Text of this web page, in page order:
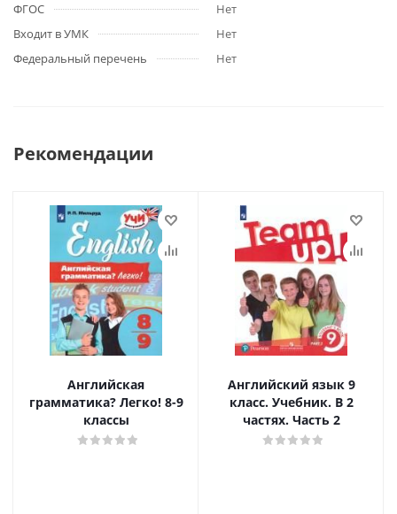
ФГОС
Нет
Входит в УМК
Нет
Федеральный перечень
Нет
Рекомендации
Английская
грамматика? Легко! 8-9
классы
Английский язык 9
класс. Учебник. В 2
частях. Часть 2